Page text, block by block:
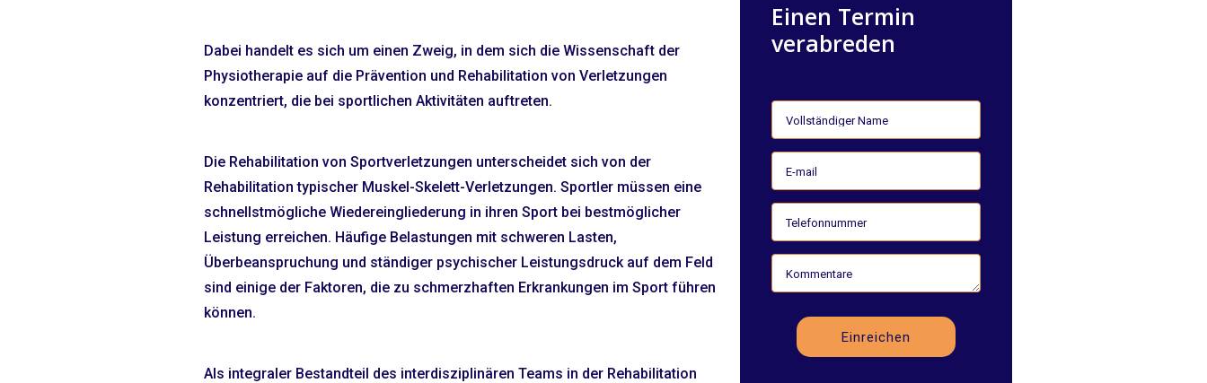
Dabei handelt es sich um einen Zweig, in dem sich die Wissenschaft der
Physiotherapie auf die Prävention und Rehabilitation von Verletzungen
konzentriert, die bei sportlichen Aktivitäten auftreten.
Die Rehabilitation von Sportverletzungen unterscheidet sich von der
Rehabilitation typischer Muskel-Skelett-Verletzungen. Sportler müssen eine
schnellstmögliche Wiedereingliederung in ihren Sport bei bestmöglicher
Leistung erreichen. Häufige Belastungen mit schweren Lasten,
Überbeanspruchung und ständiger psychischer Leistungsdruck auf dem Feld
sind einige der Faktoren, die zu schmerzhaften Erkrankungen im Sport führen
können.
Als integraler Bestandteil des interdisziplinären Teams in der Rehabilitation
Einen Termin
verabreden